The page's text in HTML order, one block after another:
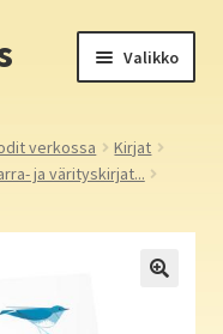
Valikko
verkossa
Kirjat
ja värityskirjat...